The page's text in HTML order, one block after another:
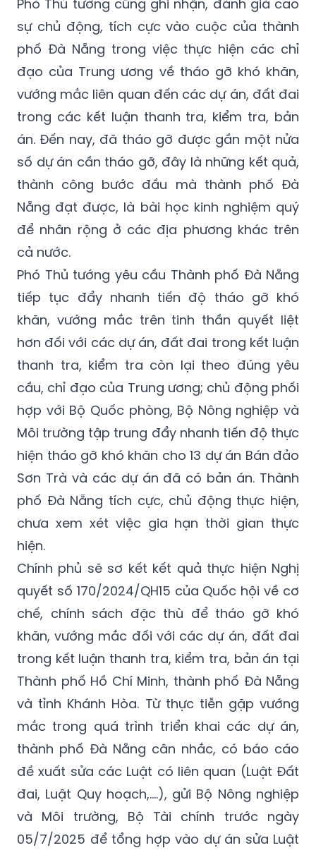
phố Đà Nẵng trong việc thực hiện các chỉ
đạo của Trung ương về tháo gỡ khó khăn,
vướng mắc liên quan đến các dự án, đất đai
trong các kết luận thanh tra, kiểm tra, bản
án. Đến nay, đã tháo gỡ được gần một nửa
số dự án cần tháo gỡ, đây là những kết quả,
thành công bước đầu mà thành phố Đà
Nẵng đạt được, là bài học kinh nghiệm quý
để nhân rộng ở các địa phương khác trên
cả nước.
Phó Thủ tướng yêu cầu Thành phố Đà Nẵng
tiếp tục đẩy nhanh tiến độ tháo gỡ khó
khăn, vướng mắc trên tinh thần quyết liệt
hơn đối với các dự án, đất đai trong kết luận
thanh tra, kiểm tra còn lại theo đúng yêu
cầu, chỉ đạo của Trung ương; chủ động phối
hợp với Bộ Quốc phòng, Bộ Nông nghiệp và
Môi trường tập trung đẩy nhanh tiến độ thực
hiện tháo gỡ khó khăn cho 13 dự án Bán đảo
Sơn Trà và các dự án đã có bản án. Thành
phố Đà Nẵng tích cực, chủ động thực hiện,
chưa xem xét việc gia hạn thời gian thực
hiện.
Chính phủ sẽ sơ kết kết quả thực hiện Nghị
quyết số 170/2024/QH15 của Quốc hội về cơ
chế, chính sách đặc thù để tháo gỡ khó
khăn, vướng mắc đối với các dự án, đất đai
trong kết luận thanh tra, kiểm tra, bản án tại
Thành phố Hồ Chí Minh, thành phố Đà Nẵng
và tỉnh Khánh Hòa. Từ thực tiễn gặp vướng
mắc trong quá trình triển khai các dự án,
thành phố Đà Nẵng cân nhắc, có báo cáo
đề xuất sửa các Luật có liên quan (Luật Đất
đai, Luật Quy hoạch,….), gửi Bộ Nông nghiệp
và Môi trường, Bộ Tài chính trước ngày
05/7/2025 để tổng hợp vào dự án sửa Luật
Đất đai, Luật Quy hoạch.
Đối với kiến nghị cho phép áp dụng Nghị